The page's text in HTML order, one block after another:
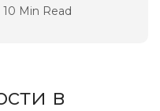
10 Min Read
в